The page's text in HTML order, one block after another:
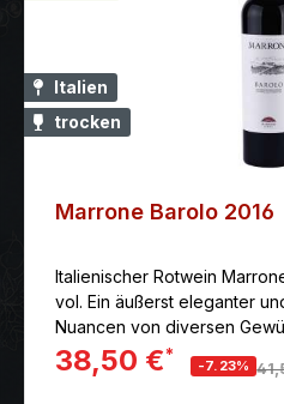
Italien
trocken
Marrone Barolo 2016
Italienischer Rotwein
vol. Ein äußerst eleganter
Nuancen von diversen
Pfeffer und Trüffel.
38,50 €*
-7.23%